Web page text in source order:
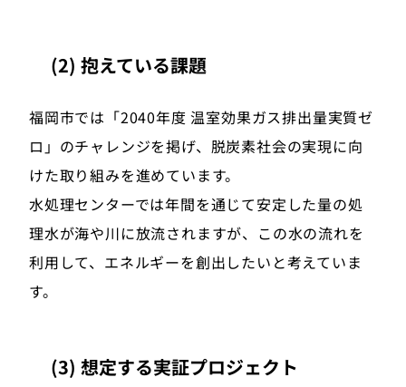
(2) 抱えている課題
福岡市では「2040年度 温室効果ガス排出量実質ゼ
ロ」のチャレンジを掲げ、脱炭素社会の実現に向
けた取り組みを進めています。
水処理センターでは年間を通じて安定した量の処
理水が海や川に放流されますが、この水の流れを
利用して、エネルギーを創出したいと考えていま
す。
(3) 想定する実証プロジェクト